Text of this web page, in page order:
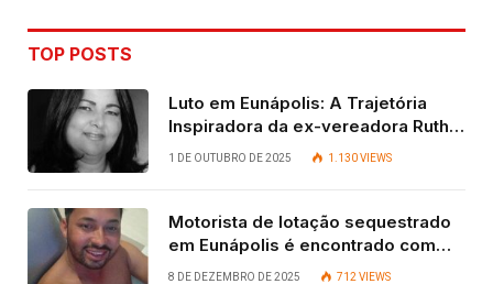
TOP POSTS
Luto em Eunápolis: A Trajetória
Inspiradora da ex-vereadora Ruth
Contadora
1 DE OUTUBRO DE 2025 1.130VIEWS
Motorista de lotação sequestrado
em Eunápolis é encontrado com
vida após quatro dias.
8 DE DEZEMBRO DE 2025 712 VIEWS